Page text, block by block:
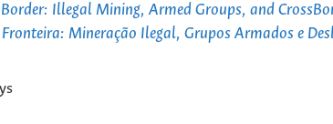
Illegal Mining, Armed Groups, and
Mineração Ilegal, Grupos Armados e